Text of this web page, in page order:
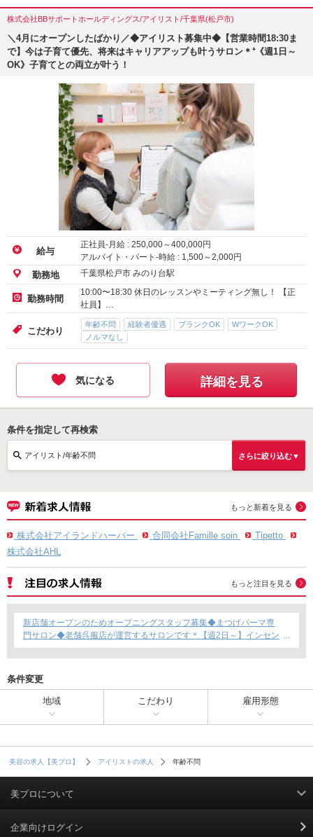
株式会社BBサポートホールディングス/アイリスト/千葉県(松戸市)
＼4月にオープンしたばかり／◆アイリスト募集中◆【営業時間18:30ま
で】今は子育て優先、将来はキャリアアップも叶うサロン＊⁺《週1日～
OK》子育てとの両立が叶う！
給与
正社員-月給 : 250,000～400,000円
アルバイト・パート-時給 : 1,500～2,000円
勤務地 千葉県松戸市 みのり台駅
勤務時間
10:00〜18:30 休日のレッスンやミーティング無し！ 【正
社員】…
こだわり
年齢不問 経験者優遇 ブランクOK
WワークOK
ノルマなし
気になる 詳細を見る
条件を指定して再検索
アイリスト/年齢不問 さらに絞り込む▼
もっと新着を見る
株式会社アイランドハーバー 合同会社Famille soin
Tipetto
株式会社AHL
もっと注目を見る
新店舗オープンのためオープニングスタッフ募集◆まつげパーマ専
門サロン◆老舗呉服店が運営するサロンです＊【週2日～】インセン
ティブあり◎
条件変更
地域 こだわり 雇用形態
美容の求人【美プロ】 アイリストの求人 年齢不問
美プロについて
利用規約
企業向けログイン